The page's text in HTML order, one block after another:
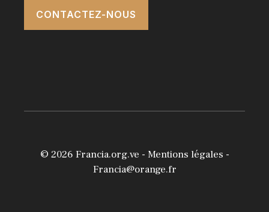
CONTACTEZ-NOUS
© 2026 Francia.org.ve - Mentions légales -
Francia@orange.fr